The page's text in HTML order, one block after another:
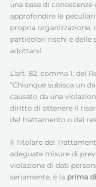
una base di
approfondire le
propria organizzazione,
particolari rischi e delle
adottarsi.
L’art. 82, comma 1, del
“Chiunque subisca un
causato da una
diritto di ottenere il
del trattamento o dal
Il Titolare del
adeguate misure di
violazione di dati
seriamente, è la prima